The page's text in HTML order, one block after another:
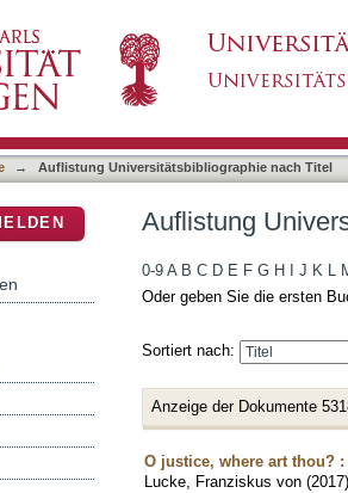
→ Auflistung Universitätsbibliographie nach Titel
Auflistung
0-9 A B C D E F G H J K L
Oder geben Sie die ersten
Sortiert nach:
Anzeige der Dokumente
O justice, where art thou?
Lucke, Franziskus von (2017)